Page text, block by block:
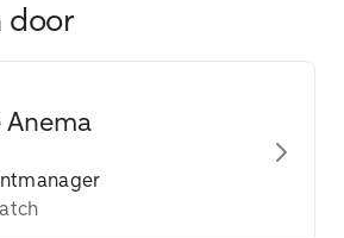
door
Anema